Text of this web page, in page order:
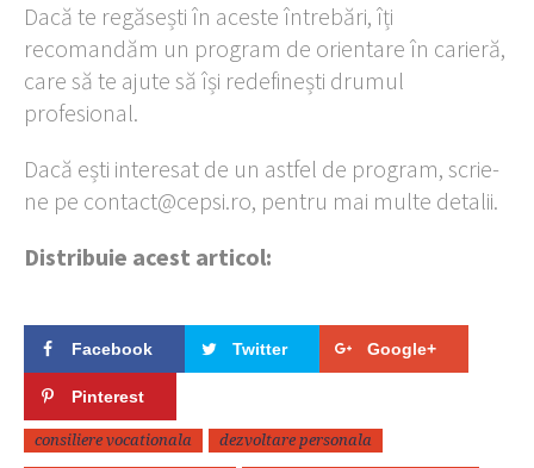
Dacă te regăsești în aceste întrebări, îți
recomandăm un program de orientare în carieră,
care să te ajute să își redefinești drumul
profesional.
Dacă ești interesat de un astfel de program, scrie-
ne pe contact@cepsi.ro, pentru mai multe detalii.
Distribuie acest articol:
Facebook Twitter Google+
Pinterest
consiliere vocationala dezvoltare personala